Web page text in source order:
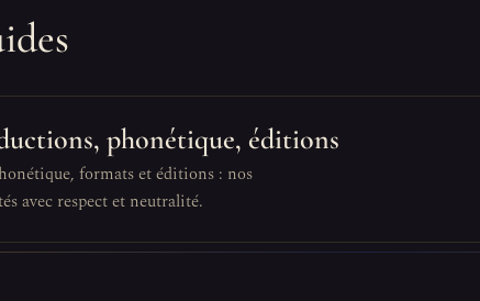
phonétique, éditions
formats et éditions : nos
avec respect et neutralité.